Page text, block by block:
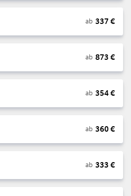
ab 337 €
ab 873 €
ab 354€
ab 360€
ab 333 €